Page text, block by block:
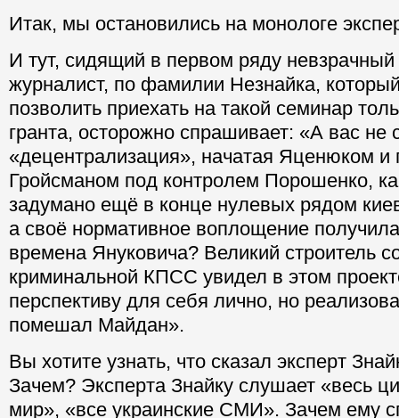
Итак, мы остановились на монологе
И тут, сидящий в первом ряду
журналист, по фамилии Незнайка,
позволить приехать на такой семинар
гранта, осторожно спрашивает: «А вас не
«децентрализация», начатая Яценюком и
Гройсманом под контролем Порошенко,
задумано ещё в конце нулевых рядом
а своё нормативное воплощение
времена Януковича? Великий строитель
криминальной КПСС увидел в этом
перспективу для себя лично, но
помешал Майдан».
Вы хотите узнать, что сказал эксперт
Зачем? Эксперта Знайку слушает «весь
мир», «все украинские СМИ». Зачем ему